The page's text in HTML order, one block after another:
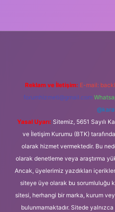
Reklam ve İletişim: E-mail:
forumhizmeti@gmail.com
Yasal Uyarı: Sitemiz, 5651 Sayılı
ve İletişim Kurumu (BTK)
olarak hizmet vermektedir. Bu
olarak denetleme veya araştırma
Ancak, üyelerimiz yazdıkları
siteye üye olarak bu sorumluluğu
sitesi, herhangi bir marka, kurum
bulunmamaktadır. Sitede yalnızca